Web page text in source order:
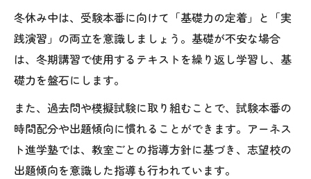
冬休み中は、受験本番に向けて「基礎力の定着」と「実
践演習」の両立を意識しましょう。基礎が不安な場合
は、冬期講習で使用するテキストを繰り返し学習し、基
礎力を盤石にします。
また、過去問や模擬試験に取り組むことで、試験本番の
時間配分や出題傾向に慣れることができます。アーネス
ト進学塾では、教室ごとの指導方針に基づき、志望校の
出題傾向を意識した指導も行われています。